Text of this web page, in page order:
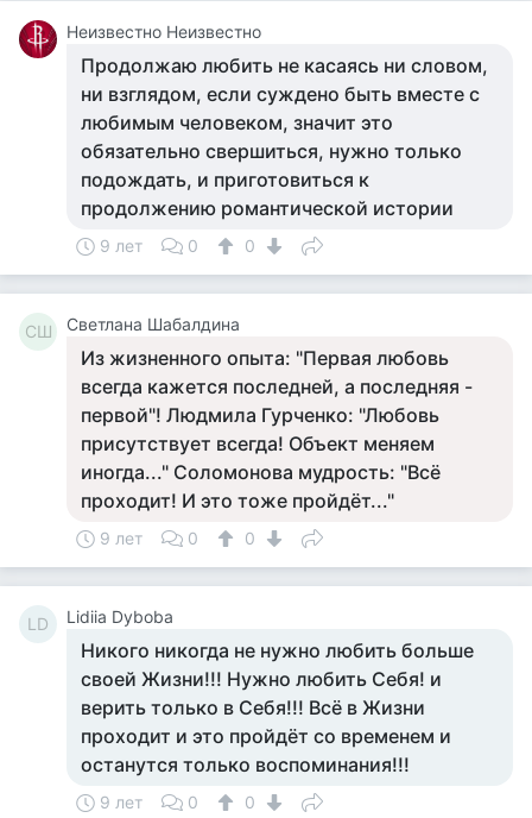
Неизвестно Неизвестно
Продолжаю любить не касаясь ни словом,
ни взглядом, если суждено быть вместе с
любимым человеком, значит это
обязательно свершиться, нужно только
подождать, и приготовиться к
продолжению романтической истории
9 лет 0 0
СШ Светлана Шабалдина
Из жизненного опыта: "Первая любовь
всегда кажется последней, а последняя -
первой"! Людмила Гурченко: "Любовь
присутствует всегда! Объект меняем
иногда..." Соломонова мудрость: "Всё
проходит! И это тоже пройдёт..."
9 лет 0 0
LD Lidiia Dyboba
Никого никогда не нужно любить больше
своей Жизни!!! Нужно любить Себя! и
верить только в Себя!!! Всё в Жизни
проходит и это пройдёт со временем и
останутся только воспоминания!!!
9 лет 0 0